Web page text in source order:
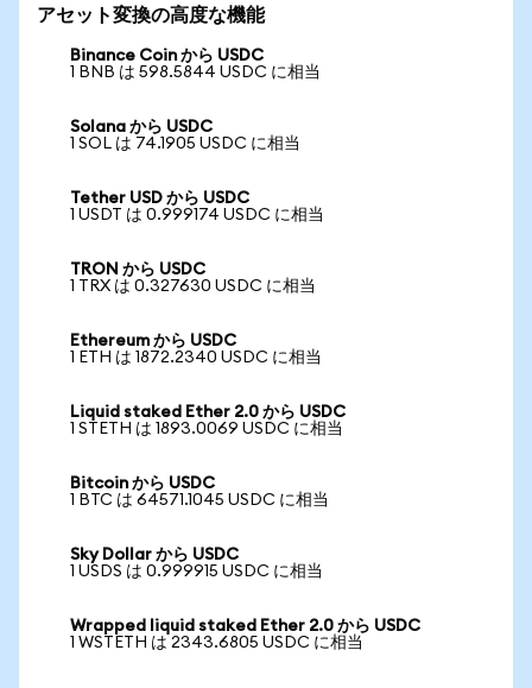
アセット変換の高度な機能
Binance Coin から USDC
1 BNB は 598.5844 USDC に相当
Solana から USDC
1 SOL は 74.1905 USDC に相当
Tether USD から USDC
1 USDT は 0.999174 USDC に相当
TRON から USDC
1 TRX は 0.327630 USDC に相当
Ethereum から USDC
1 ETH は 1872.2340 USDC に相当
Liquid staked Ether 2.0 から USDC
1 STETH は 1893.0069 USDC に相当
Bitcoin から USDC
1 BTC は 64571.1045 USDC に相当
Sky Dollar から USDC
1 USDS は 0.999915 USDC に相当
Wrapped liquid staked Ether 2.0 から USDC
1 WSTETH は 2343.6805 USDC に相当